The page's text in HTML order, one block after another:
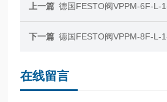
上一篇 德国FESTO阀VPPM-6F-L-
下一篇 德国FESTO阀VPPM-8F-L-
在线留言